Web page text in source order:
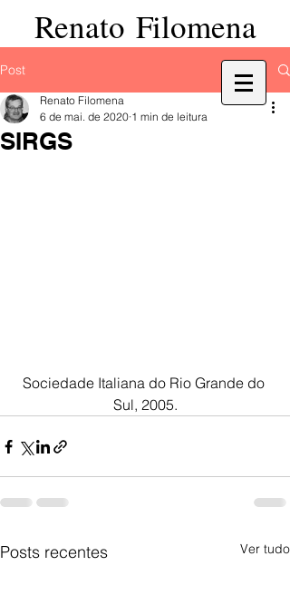
Renato Filomena
Post
SIRGS
Renato Filomena
6 de mai. de 2020 1 min de leitura
Sociedade Italiana do Rio Grande do
Sul, 2005.
Posts recentes Ver tudo